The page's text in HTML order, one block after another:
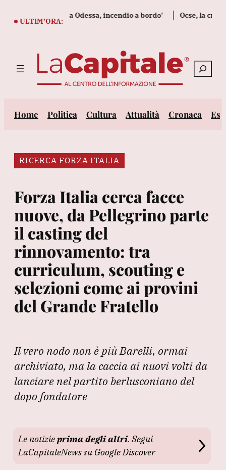
ULTIM’ORA:
tedesca a Odessa, incendio a bordo' Ocse, la crescita
Cerca
Home Politica Cultura Attualità Cronaca
RICERCA FORZA ITALIA
Forza Italia cerca facce
nuove, da Pellegrino parte
il casting del
rinnovamento: tra
curriculum, scouting e
selezioni come ai provini
del Grande Fratello
Il vero nodo non è più Barelli, ormai
archiviato, ma la caccia ai nuovi volti da
lanciare nel partito berlusconiano del
dopo fondatore
Le notizieprima degli altri. Segui
LaCapitaleNews su Google Discover